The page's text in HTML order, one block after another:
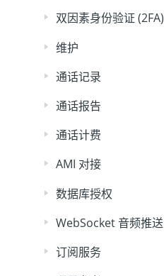
双因素身份验证 (2FA)
维护
通话记录
通话报告
通话计费
AMI 对接
数据库授权
WebSocket 音频推送
订阅服务